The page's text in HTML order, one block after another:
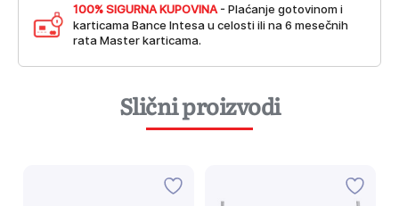
100% SIGURNA KUPOVINA - Plaćanje gotovinom i
karticama Bance Intesa u celosti ili na 6 mesečnih
rata Master karticama.
Slični proizvodi